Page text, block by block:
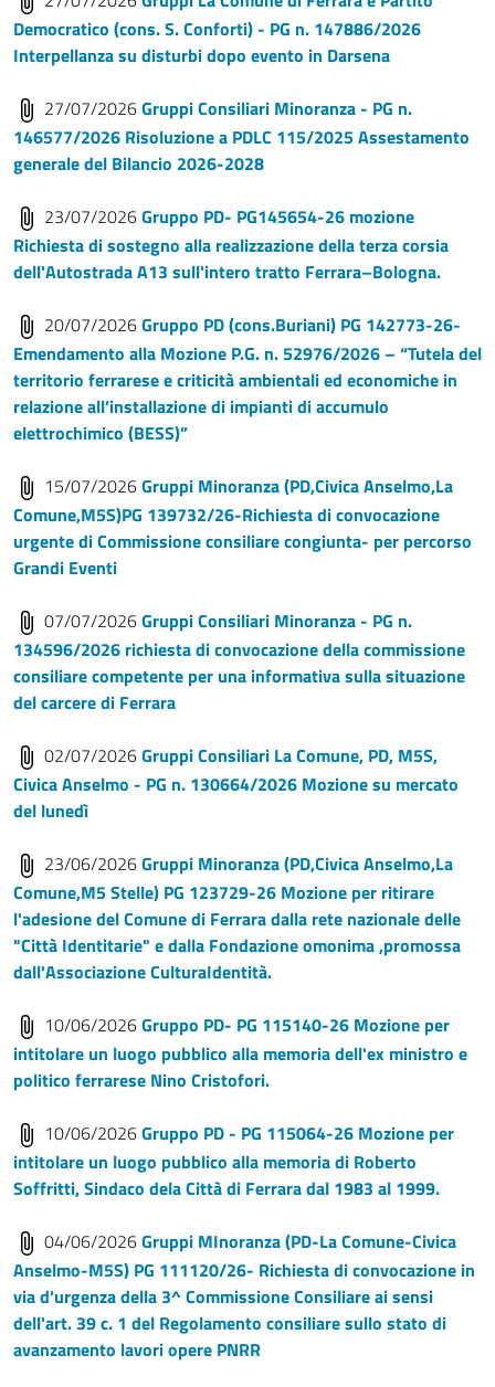
Democratico (cons. S. Conforti) - PG n. 147886/2026
Interpellanza su disturbi dopo evento in Darsena
27/07/2026Gruppi Consiliari Minoranza - PG n.
146577/2026 Risoluzione a PDLC 115/2025 Assestamento
generale del Bilancio 2026-2028
23/07/2026Gruppo PD- PG145654-26 mozione
Richiesta di sostegno alla realizzazione della terza corsia
dell'Autostrada A13 sull'intero tratto Ferrara–Bologna.
20/07/2026Gruppo PD (cons.Buriani) PG 142773-26-
Emendamento alla Mozione P.G. n. 52976/2026 – “Tutela del
territorio ferrarese e criticità ambientali ed economiche in
relazione all’installazione di impianti di accumulo
elettrochimico (BESS)”
15/07/2026Gruppi Minoranza (PD,Civica Anselmo,La
Comune,M5S)PG 139732/26-Richiesta di convocazione
urgente di Commissione consiliare congiunta- per percorso
Grandi Eventi
07/07/2026Gruppi Consiliari Minoranza - PG n.
134596/2026 richiesta di convocazione della commissione
consiliare competente per una informativa sulla situazione
del carcere di Ferrara
02/07/2026Gruppi Consiliari La Comune, PD, M5S,
Civica Anselmo - PG n. 130664/2026 Mozione su mercato
del lunedì
23/06/2026Gruppi Minoranza (PD,Civica Anselmo,La
Comune,M5 Stelle) PG 123729-26 Mozione per ritirare
l'adesione del Comune di Ferrara dalla rete nazionale delle
"Città Identitarie" e dalla Fondazione omonima ,promossa
dall'Associazione CulturaIdentità.
10/06/2026Gruppo PD- PG 115140-26 Mozione per
intitolare un luogo pubblico alla memoria dell'ex ministro e
politico ferrarese Nino Cristofori.
10/06/2026Gruppo PD - PG 115064-26 Mozione per
intitolare un luogo pubblico alla memoria di Roberto
Soffritti, Sindaco dela Città di Ferrara dal 1983 al 1999.
04/06/2026Gruppi MInoranza (PD-La Comune-Civica
Anselmo-M5S) PG 111120/26- Richiesta di convocazione in
via d'urgenza della 3^ Commissione Consiliare ai sensi
dell'art. 39 c. 1 del Regolamento consiliare sullo stato di
avanzamento lavori opere PNRR